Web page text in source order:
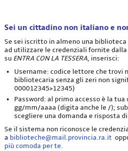
Sei un cittadino non italiano e
Se sei iscritto in almeno una
ad utilizzare le credenziali fornite
su ENTRA CON LA TESSERA, inserisci:
Username: codice lettore che trovi
bibliotecaria senza gli zeri non
000012345>12345)
Password: al primo accesso è la
gg/mm/aaaa (digita anche le /);
scegliere una domanda e risposta
Se il sistema non riconosce le
a biblioteche@mail.provincia.ra.it
più comoda per te.